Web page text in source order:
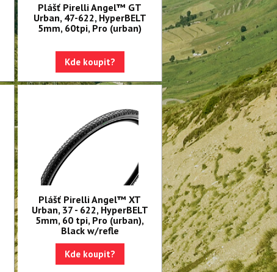
Plášť Pirelli Angel™ GT
Urban, 47-622, HyperBELT
5mm, 60tpi, Pro (urban)
Kde koupit?
Plášť Pirelli Angel™ XT
Urban, 37 - 622, HyperBELT
5mm, 60 tpi, Pro (urban),
Black w/refle
Kde koupit?